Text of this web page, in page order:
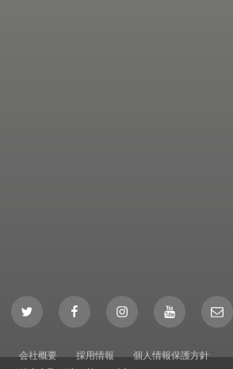
Twitter FacebookInstagramYouTubeMail
会社概要 採用情報
個人情報保護方針